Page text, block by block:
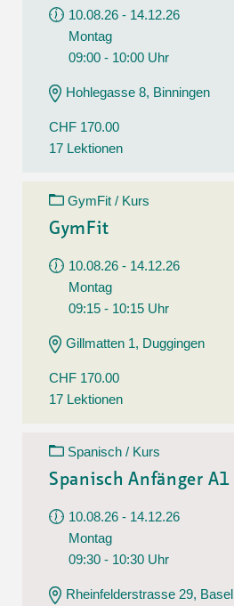
10.08.26 - 14.12.26
Montag
09:00 - 10:00 Uhr
Hohlegasse 8, Binningen
CHF 170.00
17 Lektionen
GymFit / Kurs
GymFit
10.08.26 - 14.12.26
Montag
09:15 - 10:15 Uhr
Gillmatten 1, Duggingen
CHF 170.00
17 Lektionen
Spanisch / Kurs
Spanisch Anfänger A1
10.08.26 - 14.12.26
Montag
09:30 - 10:30 Uhr
Rheinfelderstrasse 29, Basel